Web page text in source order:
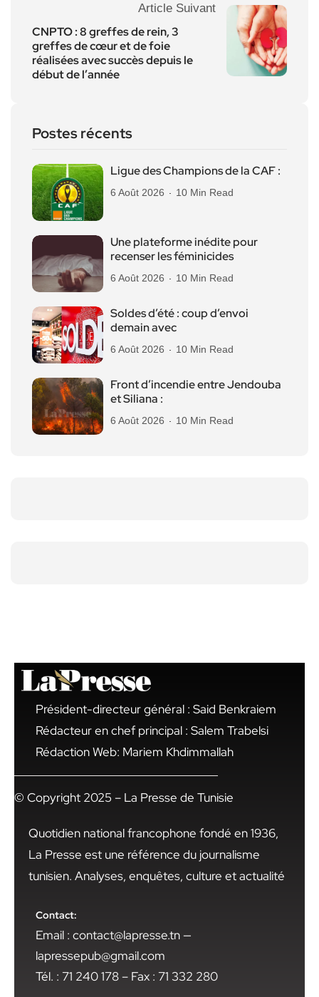
Article Suivant
CNPTO : 8 greffes de rein, 3
greffes de cœur et de foie
réalisées avec succès depuis le
début de l’année
Postes récents
Ligue des Champions de la CAF :
6 Août 2026 10 Min Read
Une plateforme inédite pour
recenser les féminicides
6 Août 2026 10 Min Read
Soldes d’été : coup d’envoi
demain avec
6 Août 2026 10 Min Read
Front d’incendie entre Jendouba
et Siliana :
6 Août 2026 10 Min Read
Président-directeur général : Said Benkraiem
Rédacteur en chef principal : Salem Trabelsi
Rédaction Web: Mariem Khdimmallah
© Copyright 2025 – La Presse de Tunisie
Quotidien national francophone fondé en 1936,
La Presse est une référence du journalisme
tunisien. Analyses, enquêtes, culture et actualité
Contact:
Email : contact@lapresse.tn —
lapressepub@gmail.com
Tél. : 71 240 178 – Fax : 71 332 280